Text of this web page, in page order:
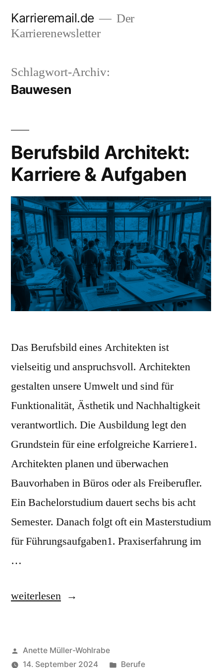
Inhalt
Karrieremail.de
Der
Karrierenewsletter
Schlagwort-Archiv:
Bauwesen
Berufsbild Architekt:
Karriere & Aufgaben
Das Berufsbild eines Architekten ist
vielseitig und anspruchsvoll. Architekten
gestalten unsere Umwelt und sind für
Funktionalität, Ästhetik und Nachhaltigkeit
verantwortlich. Die Ausbildung legt den
Grundstein für eine erfolgreiche Karriere1.
Architekten planen und überwachen
Bauvorhaben in Büros oder als Freiberufler.
Ein Bachelorstudium dauert sechs bis acht
Semester. Danach folgt oft ein Masterstudium
für Führungsaufgaben1. Praxiserfahrung im
…
„Berufsbild
&
weiterlesen
Veröffentlicht
von
Anette Müller-Wohlrabe
14. September 2024
Veröffentlicht
Berufe